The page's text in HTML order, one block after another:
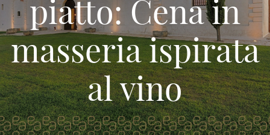
piatto: Cena in
masseria ispirata
al vino